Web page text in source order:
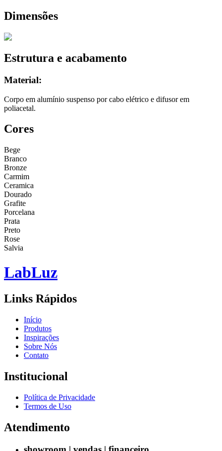
Dimensões
Estrutura e acabamento
Material:
Corpo em alumínio suspenso por cabo elétrico e difusor em
poliacetal.
Cores
Bege
Branco
Bronze
Carmim
Ceramica
Dourado
Grafite
Porcelana
Prata
Preto
Rose
Salvia
LabLuz
Links Rápidos
Início
Produtos
Inspirações
Sobre Nós
Contato
Institucional
Política de Privacidade
Termos de Uso
Atendimento